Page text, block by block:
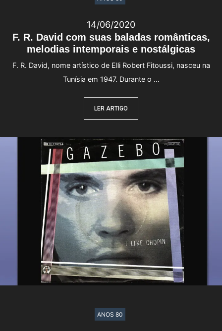
F. R. David com suas baladas românticas,
melodias intemporais e nostálgicas
14/06/2020
F. R. David, nome artístico de Elli Robert Fitoussi, nasceu na
Tunísia em 1947. Durante o …
LER ARTIGO
ANOS 80